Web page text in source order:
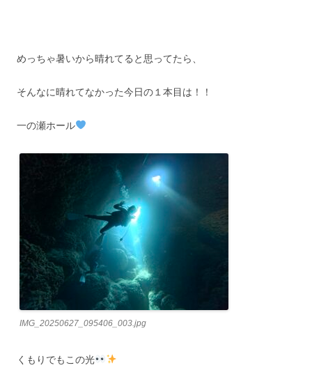
めっちゃ暑いから晴れてると思ってたら、
そんなに晴れてなかった今日の１本目は！！
一の瀬ホール
IMG_20250627_095406_003.jpg
くもりでもこの光